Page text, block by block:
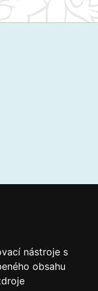
nástroje s
obsahu